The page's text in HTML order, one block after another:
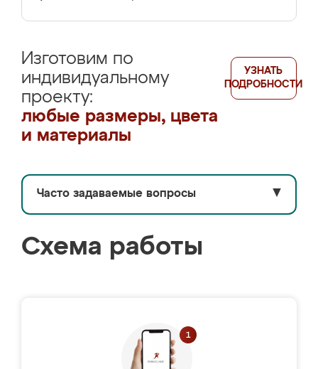
Изготовим по
индивидуальному
проекту:
любые размеры, цвета
и материалы
УЗНАТЬ
ПОДРОБНОСТИ
Часто задаваемые вопросы ▼
Схема работы